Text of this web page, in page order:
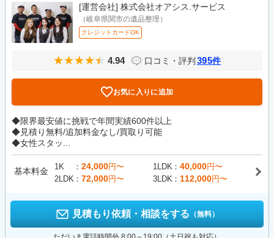
[運営会社] 株式会社オアシス.サービス
（岐阜県関市の遺品整理）
クレジットカードOK
4.94 口コミ・評判 395件
お気に入りに追加
◆限界最安値に挑戦で年間実績600件以上
◆見積り無料/追加料金なし/買取り可能
◆女性スタッ...
基本料金 1K 24,000円〜 1LDK 40,000円〜
2LDK
72,000円〜 3LDK 112,000円〜
見積もり依頼・相談をする （無料）